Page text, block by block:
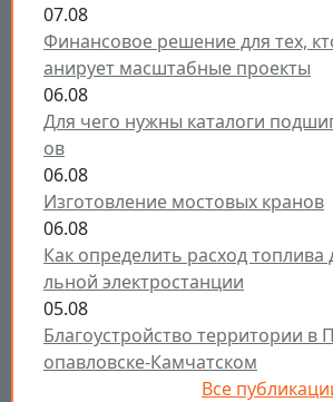
07.08
Финансовое решение для тех,
анирует масштабные проекты
06.08
Для чего нужны каталоги
ов
06.08
Изготовление мостовых кранов
06.08
Как определить расход топлива
льной электростанции
05.08
Благоустройство территории в
опавловске-Камчатском
Все